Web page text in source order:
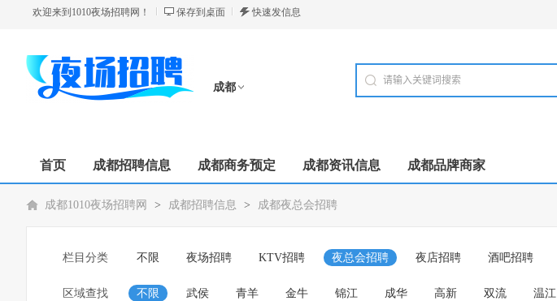
欢迎来到1010夜场招聘网！ 保存到桌面 快速发信息
成都
首页 成都招聘信息 成都商务预定 成都资讯信息 成都品牌商家
成都1010夜场招聘网 > 成都招聘信息 > 成都夜总会招聘
栏目分类 不限 夜场招聘 KTV招聘 夜总会招聘 夜店招聘 酒吧招聘
区域查找 不限 武侯 青羊 金牛 锦江 成华 高新 双流 温江